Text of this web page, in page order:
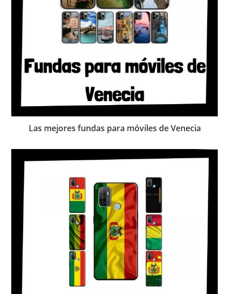
Las mejores fundas para móviles de Venecia